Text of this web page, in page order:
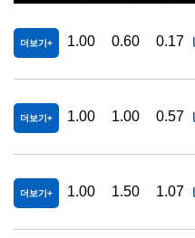
더보기 1.00 0.60 0.17
더보기 1.00 1.00 0.57
더보기 1.00 1.50 1.07